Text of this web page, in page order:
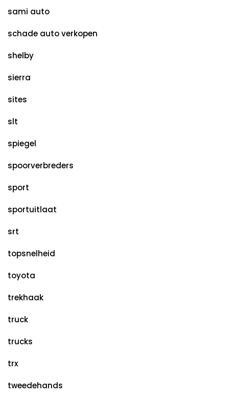
sami auto
schade auto verkopen
shelby
sierra
sites
slt
spiegel
spoorverbreders
sport
sportuitlaat
srt
topsnelheid
toyota
trekhaak
truck
trucks
trx
tweedehands